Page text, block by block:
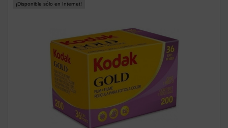
¡Disponible sólo en Internet!